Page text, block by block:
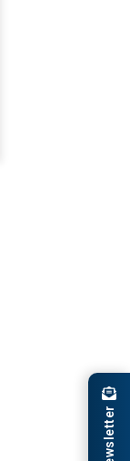
Newsletter